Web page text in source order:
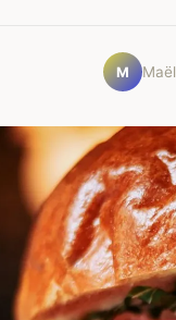
M Maël